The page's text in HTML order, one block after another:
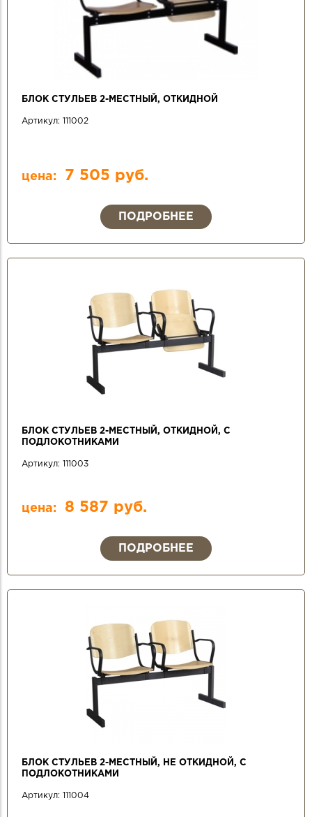
БЛОК СТУЛЬЕВ 2-МЕСТНЫЙ, ОТКИДНОЙ
Артикул: 111002
цена: 7 505 руб.
ПОДРОБНЕЕ
БЛОК СТУЛЬЕВ 2-МЕСТНЫЙ, ОТКИДНОЙ, С
ПОДЛОКОТНИКАМИ
Артикул: 111003
цена: 8 587 руб.
ПОДРОБНЕЕ
БЛОК СТУЛЬЕВ 2-МЕСТНЫЙ, НЕ ОТКИДНОЙ, С
ПОДЛОКОТНИКАМИ
Артикул: 111004